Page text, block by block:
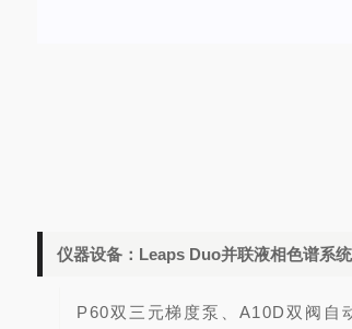
仪器设备： Leaps Duo并联液相色谱系统
P60双三元梯度泵、A10D双阀自